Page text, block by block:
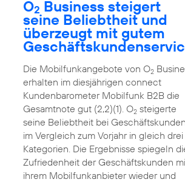
O2 Business steigert
seine Beliebtheit und
überzeugt mit gutem
Die Mobilfunkangebote von O2
erhalten im diesjährigen connect
Kundenbarometer Mobilfunk B2B die
Gesamtnote gut (2,2)(1). O2steigerte
seine Beliebtheit bei
im Vergleich zum Vorjahr in gleich drei
Kategorien. Die Ergebnisse spiegeln
Zufriedenheit der Geschäftskunden
ihrem Mobilfunkanbieter wieder und